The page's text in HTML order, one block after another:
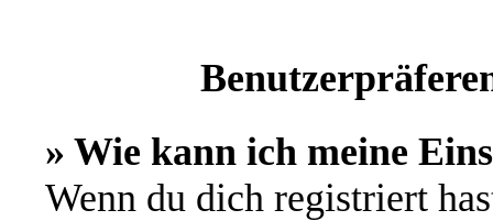
» Wie kann ich meine
Wenn du dich registriert